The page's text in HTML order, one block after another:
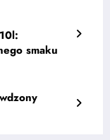
smaku